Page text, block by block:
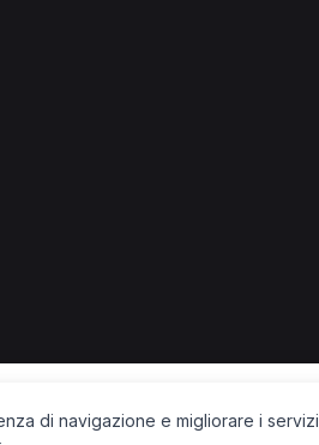
di navigazione e migliorare i servizi